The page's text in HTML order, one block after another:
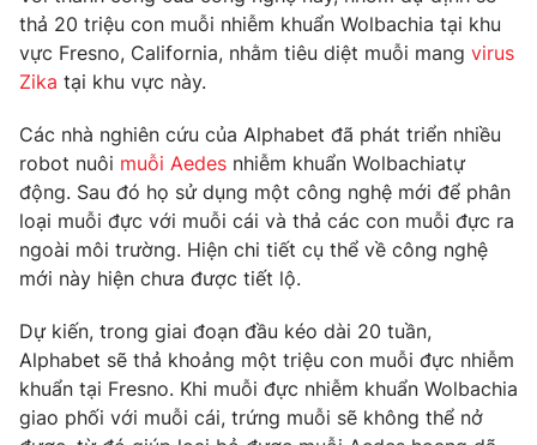
Góc doanh nghiệp
Truyền hình
Phim VTV
Hậu trường
Nhân vật
Khán giả
Giải sao mai
Điện ảnh
Âm nhạc
Sao
Đời sống
Du lịch
Làm đẹp
Chất lượng cuộc sống
Giáo dục
Tuyển sinh
Học trực tuyến
Công nghệ
Hitech Công nghệ tương lai
Sản phẩm
Giao lưu trực tuyến
thả 20 triệu con muỗi nhiễm khuẩn Wolbachia tại khu
vực Fresno, California, nhằm tiêu diệt muỗi mang virus
Zika tại khu vực này.
Các nhà nghiên cứu của Alphabet đã phát triển nhiều
robot nuôi muỗi Aedes nhiễm khuẩn Wolbachiatự
động. Sau đó họ sử dụng một công nghệ mới để phân
loại muỗi đực với muỗi cái và thả các con muỗi đực ra
ngoài môi trường. Hiện chi tiết cụ thể về công nghệ
mới này hiện chưa được tiết lộ.
Dự kiến, trong giai đoạn đầu kéo dài 20 tuần,
Alphabet sẽ thả khoảng một triệu con muỗi đực nhiễm
khuẩn tại Fresno. Khi muỗi đực nhiễm khuẩn Wolbachia
giao phối với muỗi cái, trứng muỗi sẽ không thể nở